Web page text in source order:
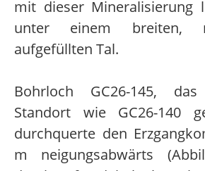
mit dieser Mineralisierung
unter einem breiten,
aufgefüllten Tal.
Bohrloch GC26-145,
Standort wie GC26-140
durchquerte den
m neigungsabwärts